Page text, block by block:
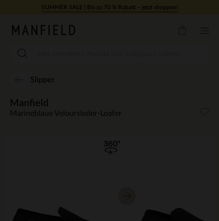
Zum Inhalt springenSUMMER SALE | Bis zu 70 % Rabatt – jetzt shoppen!
Slipper
Manfield
Marineblaue Veloursleder-Loafer